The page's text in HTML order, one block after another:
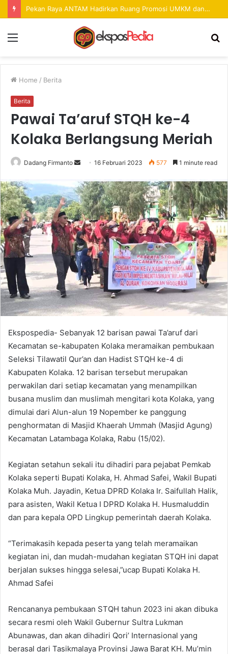
Jaringan Pencurian dengan Pemberatan Lintas Provinsi Dibongkar, Lima Terduga Pelaku Diciduk di Kolaka
Home / Berita
Berita
Pawai Ta’aruf STQH ke-4
Kolaka Berlangsung Meriah
Dadang Firmanto
n
d
a
n
e
m
a
i
l
16 Februari 2023 577 1 minute read
Ekspospedia- Sebanyak 12 barisan pawai Ta’aruf dari
Kecamatan se-kabupaten Kolaka meramaikan pembukaan
Seleksi Tilawatil Qur’an dan Hadist STQH ke-4 di
Kabupaten Kolaka. 12 barisan tersebut merupakan
perwakilan dari setiap kecamatan yang menampilkan
busana muslim dan muslimah mengitari kota Kolaka, yang
dimulai dari Alun-alun 19 Nopember ke panggung
penghormatan di Masjid Khaerah Ummah (Masjid Agung)
Kecamatan Latambaga Kolaka, Rabu (15/02).
Kegiatan setahun sekali itu dihadiri para pejabat Pemkab
Kolaka seperti Bupati Kolaka, H. Ahmad Safei, Wakil Bupati
Kolaka Muh. Jayadin, Ketua DPRD Kolaka Ir. Saifullah Halik,
para asisten, Wakil Ketua I DPRD Kolaka H. Husmaluddin
dan para kepala OPD Lingkup pemerintah daerah Kolaka.
“Terimakasih kepada peserta yang telah meramaikan
kegiatan ini, dan mudah-mudahan kegiatan STQH ini dapat
berjalan sukses hingga selesai,”ucap Bupati Kolaka H.
Ahmad Safei
Rencananya pembukaan STQH tahun 2023 ini akan dibuka
secara resmi oleh Wakil Gubernur Sultra Lukman
Abunawas, dan akan dihadiri Qori’ Internasional yang
berasal dari Tasikmalaya Provinsi Jawa Barat KH. Mu’min